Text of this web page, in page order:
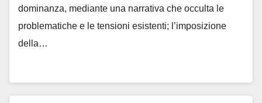
dominanza, mediante una narrativa che occulta le
problematiche e le tensioni esistenti; l’imposizione
della…